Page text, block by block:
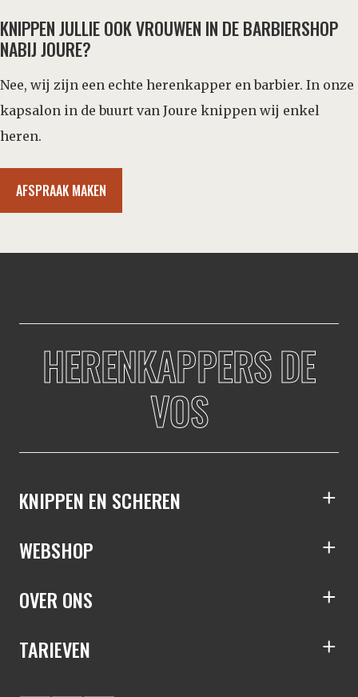
KNIPPEN JULLIE OOK VROUWEN IN DE BARBIERSHOP
NABIJ JOURE?
Nee, wij zijn een echte herenkapper en barbier. In onze
kapsalon in de buurt van Joure knippen wij enkel
heren.
AFSPRAAK MAKEN
HERENKAPPERS DE
VOS
KNIPPEN EN SCHEREN
WEBSHOP
OVER ONS
TARIEVEN